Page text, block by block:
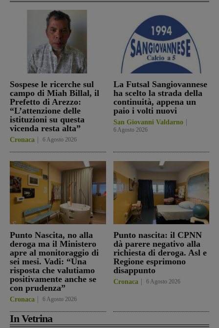
Sospese le ricerche sul
campo di Miah Billal, il
Prefetto di Arezzo:
“L’attenzione delle
istituzioni su questa
vicenda resta alta”
Cronaca 6 Agosto 2026
La Futsal Sangiovannese
ha scelto la strada della
continuità, appena un
paio i volti nuovi
San Giovanni Valdarno
6 Agosto 2026
Punto Nascita, no alla
deroga ma il Ministero
apre al monitoraggio di
sei mesi. Vadi: “Una
risposta che valutiamo
positivamente anche se
con prudenza”
Cronaca 6 Agosto 2026
Punto nascita: il CPNN
dà parere negativo alla
richiesta di deroga. Asl e
Regione esprimono
disappunto
Cronaca 6 Agosto 2026
In Vetrina